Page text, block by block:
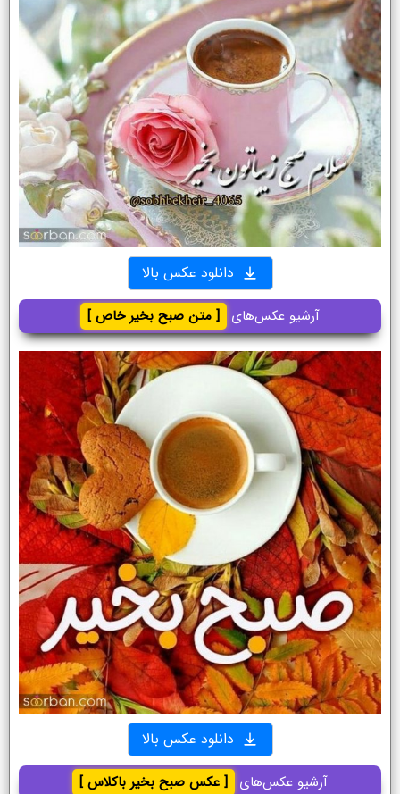
دانلود عکس بالا
آرشیو عکس‌های [ متن صبح بخیر خاص ]
دانلود عکس بالا
آرشیو عکس‌های [ عکس صبح بخیر باکلاس ]